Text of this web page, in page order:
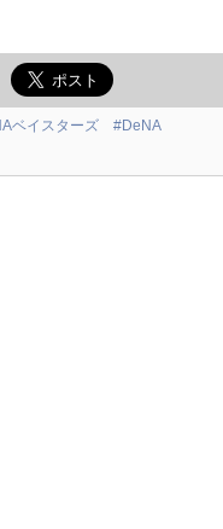
ベイスターズ
#DeNA